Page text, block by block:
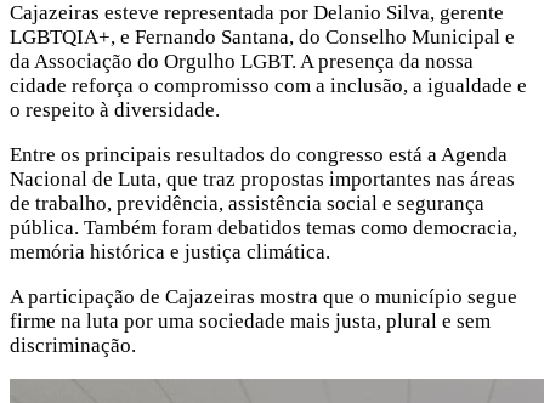
Cajazeiras esteve representada por Delanio Silva, gerente
LGBTQIA+, e Fernando Santana, do Conselho Municipal e
da Associação do Orgulho LGBT. A presença da nossa
cidade reforça o compromisso com a inclusão, a igualdade e
o respeito à diversidade.
Entre os principais resultados do congresso está a Agenda
Nacional de Luta, que traz propostas importantes nas áreas
de trabalho, previdência, assistência social e segurança
pública. Também foram debatidos temas como democracia,
memória histórica e justiça climática.
A participação de Cajazeiras mostra que o município segue
firme na luta por uma sociedade mais justa, plural e sem
discriminação.